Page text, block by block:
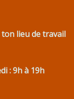
ton lieu de travail
: 9h à 19h